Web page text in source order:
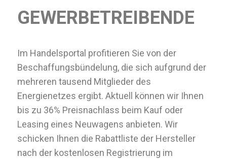
GEWERBETREIBENDE
Im Handelsportal profitieren Sie von der
Beschaffungsbündelung, die sich aufgrund der
mehreren tausend Mitglieder des
Energienetzes ergibt. Aktuell können wir Ihnen
bis zu 36% Preisnachlass beim Kauf oder
Leasing eines Neuwagens anbieten. Wir
schicken Ihnen die Rabattliste der Hersteller
nach der kostenlosen Registrierung im